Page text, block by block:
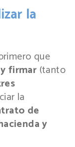
la
que
firmar (tanto
la
de
y